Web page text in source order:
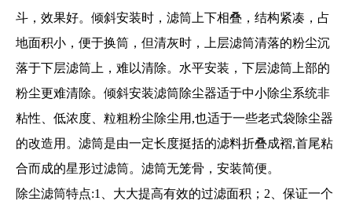
斗，效果好。倾斜安装时，滤筒上下相叠，结构紧凑，占
地面积小，便于换筒，但清灰时，上层滤筒清落的粉尘沉
落于下层滤筒上，难以清除。水平安装，下层滤筒上部的
粉尘更难清除。倾斜安装滤筒除尘器适于中小除尘系统非
粘性、低浓度、粒粗粉尘除尘用,也适于一些老式袋除尘器
的改造用。滤筒是由一定长度挺括的滤料折叠成褶,首尾粘
合而成的星形过滤筒。滤筒无笼骨，安装简便。
除尘滤筒特点:1、大大提高有效的过滤面积；2、保证一个